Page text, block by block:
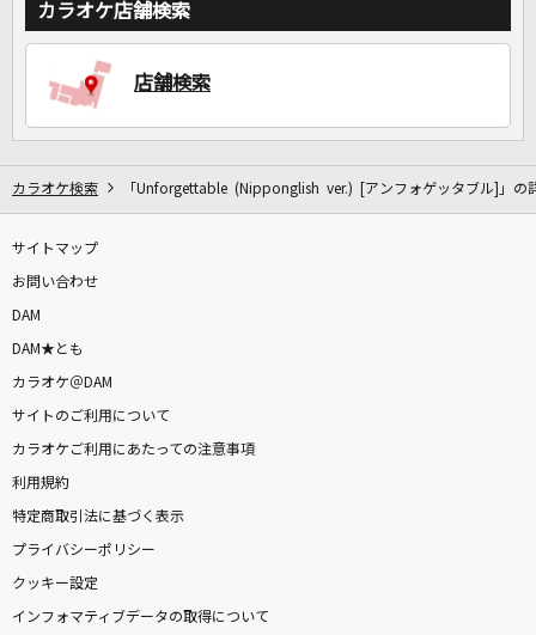
カラオケ店舗検索
店舗検索
カラオケ検索 「Unforgettable (Nipponglish ver.) [アンフォゲッタブル]」の
サイトマップ
お問い合わせ
DAM
DAM★とも
カラオケ＠DAM
サイトのご利用について
カラオケご利用にあたっての注意事項
利用規約
特定商取引法に基づく表示
プライバシーポリシー
クッキー設定
インフォマティブデータの取得について